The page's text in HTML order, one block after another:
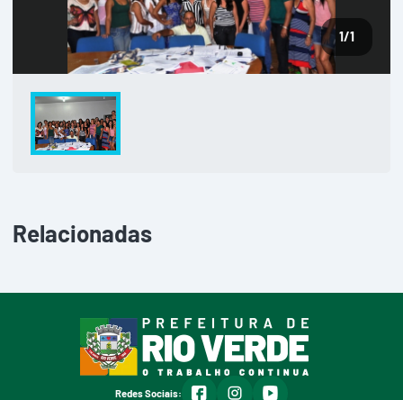
1/1
Relacionadas
Redes Sociais: facebookinstagramyoutube